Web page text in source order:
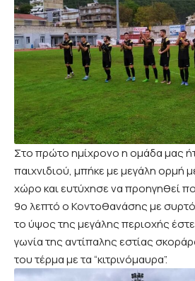
Στο πρώτο ημίχρονο η ομάδα μας
παιχνιδιού, μπήκε με μεγάλη ορμή
χώρο και ευτύχησε να προηγηθεί
9ο λεπτό ο Κοντοθανάσης με
το ύψος της μεγάλης περιοχής
γωνία της αντίπαλης εστίας
του τέρμα με τα “κιτρινόμαυρα”.